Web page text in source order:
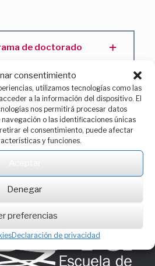
consentimiento
utilizamos tecnologías como las
a la información del dispositivo. El
nos permitirá procesar datos
o las identificaciones únicas
el consentimiento, puede afectar
y funciones.
Denegar
preferencias
Declaración de privacidad
de doctorado
y documento de